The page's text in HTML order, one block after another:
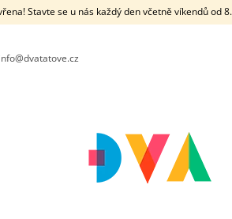
Stavte se u nás každý den včetně víkendů od
info@dvatatove.cz